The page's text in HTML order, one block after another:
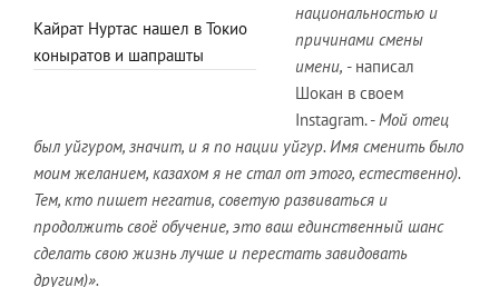
Кайрат Нуртас нашел в Токио
коныратов и шапрашты
национальностью и
причинами смены
имени, - написал
Шокан в своем
Instagram. - Мой отец
был уйгуром, значит, и я по нации уйгур. Имя сменить было
моим желанием, казахом я не стал от этого, естественно).
Тем, кто пишет негатив, советую развиваться и
продолжить своё обучение, это ваш единственный шанс
сделать свою жизнь лучше и перестать завидовать
другим)».